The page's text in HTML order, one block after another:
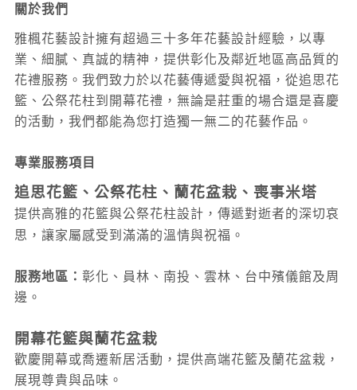
關於我們
雅楓花藝設計擁有超過三十多年花藝設計經驗，以專
業、細膩、真誠的精神，提供彰化及鄰近地區高品質的
花禮服務。我們致力於以花藝傳遞愛與祝福，從追思花
籃、公祭花柱到開幕花禮，無論是莊重的場合還是喜慶
的活動，我們都能為您打造獨一無二的花藝作品。
專業服務項目
追思花籃、公祭花柱、蘭花盆栽、喪事米塔
提供高雅的花籃與公祭花柱設計，傳遞對逝者的深切哀
思，讓家屬感受到滿滿的溫情與祝福。
服務地區： 彰化、員林、南投 、雲林 、台中殯儀館及周
邊。
開幕花籃與蘭花盆栽
歡慶開幕或喬遷新居活動，提供高端花籃及蘭花盆栽，
展現尊貴與品味。